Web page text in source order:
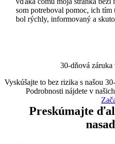
som potreboval pomoc, ich
bol rýchly, informovaný a
30-dňová záruka
Vyskúšajte to bez rizika s našou
Podrobnosti nájdete v našich
Preskúmajte